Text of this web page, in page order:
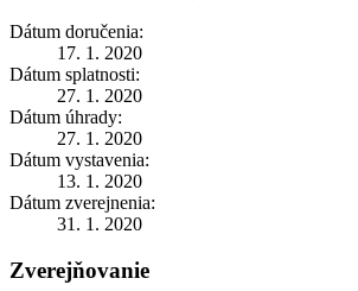
Dátum doručenia:
17. 1. 2020
Dátum splatnosti:
27. 1. 2020
Dátum úhrady:
27. 1. 2020
Dátum vystavenia:
13. 1. 2020
Dátum zverejnenia:
31. 1. 2020
Zverejňovanie